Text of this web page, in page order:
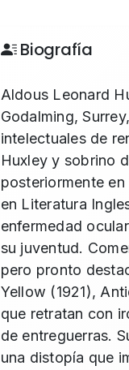
Biografía
Aldous Leonard
Godalming,
intelectuales de
Huxley y sobrino
posteriormente
en Literatura
enfermedad
su juventud.
pero pronto
Yellow (1921),
que retratan con
de entreguerras.
una distopía que